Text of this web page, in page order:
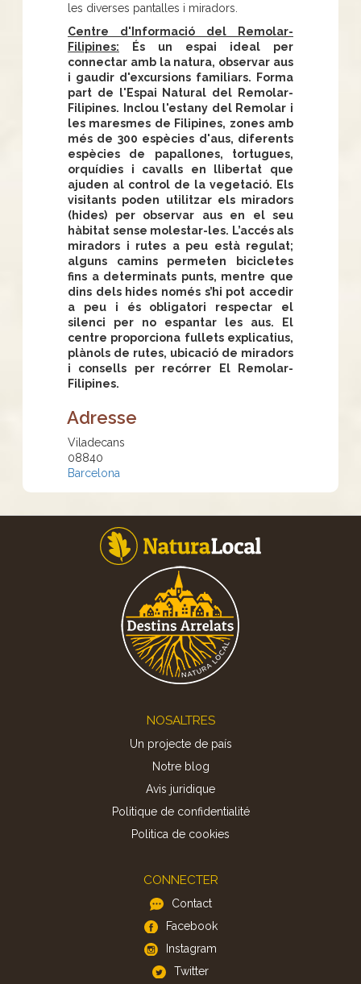
les diverses pantalles i miradors.
Centre d'Informació del Remolar-
Filipines: És un espai ideal per
connectar amb la natura, observar aus
i gaudir d'excursions familiars. Forma
part de l'Espai Natural del Remolar-
Filipines. Inclou l'estany del Remolar i
les maresmes de Filipines, zones amb
més de 300 espècies d'aus, diferents
espècies de papallones, tortugues,
orquídies i cavalls en llibertat que
ajuden al control de la vegetació. Els
visitants poden utilitzar els miradors
(hides) per observar aus en el seu
hàbitat sense molestar-les. L’accés als
miradors i rutes a peu està regulat;
alguns camins permeten bicicletes
fins a determinats punts, mentre que
dins dels hides només s’hi pot accedir
a peu i és obligatori respectar el
silenci per no espantar les aus. El
centre proporciona fullets explicatius,
plànols de rutes, ubicació de miradors
i consells per recórrer El Remolar-
Filipines.
Adresse
Viladecans
08840
Barcelona
NOSALTRES
Un projecte de país
Notre blog
Avis juridique
Politique de confidentialité
Politica de cookies
CONNECTER
Contact
Facebook
Instagram
Twitter